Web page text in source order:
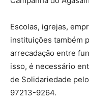
Escolas, igrejas,
instituições também
arrecadação entre
isso, é necessário
de Solidariedade
97213-9264.